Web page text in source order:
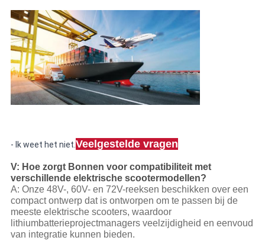
- Ik weet het niet.Veelgestelde vragen
V: Hoe zorgt Bonnen voor compatibiliteit met
verschillende elektrische scootermodellen?
A: Onze 48V-, 60V- en 72V-reeksen beschikken over een
compact ontwerp dat is ontworpen om te passen bij de
meeste elektrische scooters, waardoor
lithiumbatterieprojectmanagers veelzijdigheid en eenvoud
van integratie kunnen bieden.